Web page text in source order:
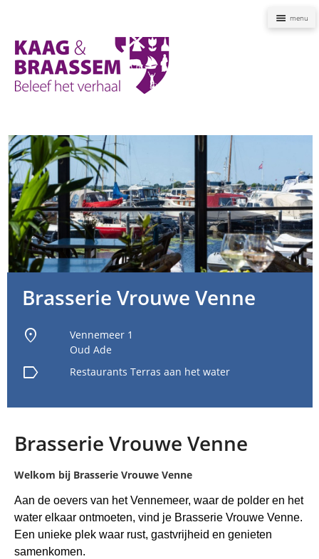
Brasserie Vrouwe Venne
location_on
Vennemeer 1
Oud Ade
label Restaurants Terras aan het water
Brasserie Vrouwe Venne
Welkom bij Brasserie Vrouwe Venne
Aan de oevers van het Vennemeer, waar de polder en het
water elkaar ontmoeten, vind je Brasserie Vrouwe Venne.
Een unieke plek waar rust, gastvrijheid en genieten
samenkomen.